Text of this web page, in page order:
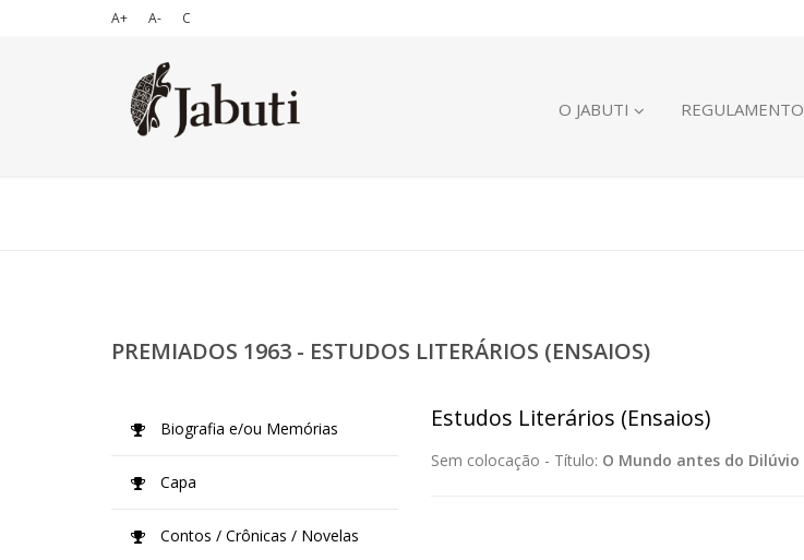
A+ A- C
O JABUTI REGULAMENTO
PREMIADOS 1963 - ESTUDOS LITERÁRIOS (ENSAIOS)
Estudos Literários (Ensaios)
Sem colocação - Título: O Mundo antes do Dilúvio
Biografia e/ou Memórias
Capa
Contos / Crônicas / Novelas